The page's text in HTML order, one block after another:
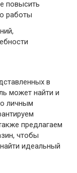
повысить
работы
в
может найти и
личным
предлагаем
чтобы
идеальный